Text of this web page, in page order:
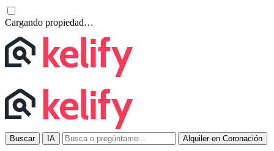
Cargando propiedad…
Buscar IA Alquiler en Coronación